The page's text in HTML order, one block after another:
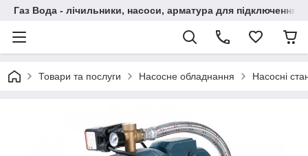
Газ Вода - лічильники, насоси, арматура для підключення,
Товари та послуги Насосне обладнання Насосні